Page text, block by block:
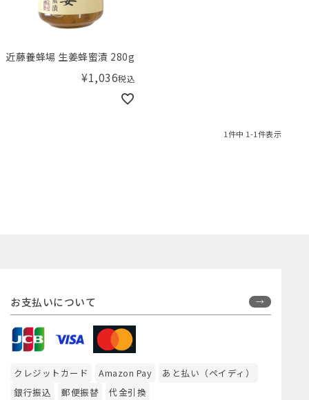
近藤養蜂場 生姜蜂蜜漬 280g
¥1,036税込
1件中 1-1件表示
お支払いについて
クレジットカード Amazon Pay
あと払い（ペイディ）
銀行振込
郵便振替 代金引換